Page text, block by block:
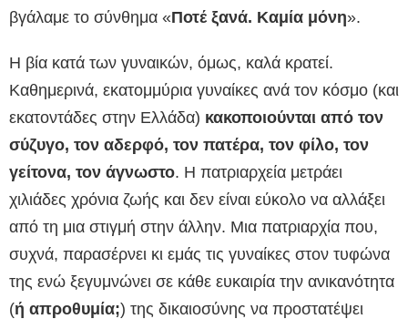
βγάλαμε το σύνθημα «Ποτέ ξανά. Καμία μόνη».
Η βία κατά των γυναικών, όμως, καλά κρατεί.
Καθημερινά, εκατομμύρια γυναίκες ανά τον κόσμο (και
εκατοντάδες στην Ελλάδα) κακοποιούνται από τον
σύζυγο, τον αδερφό, τον πατέρα, τον φίλο, τον
γείτονα, τον άγνωστο. Η πατριαρχεία μετράει
χιλιάδες χρόνια ζωής και δεν είναι εύκολο να αλλάξει
από τη μια στιγμή στην άλλην. Μια πατριαρχία που,
συχνά, παρασέρνει κι εμάς τις γυναίκες στον τυφώνα
της ενώ ξεγυμνώνει σε κάθε ευκαιρία την ανικανότητα
(ή απροθυμία;) της δικαιοσύνης να προστατέψει